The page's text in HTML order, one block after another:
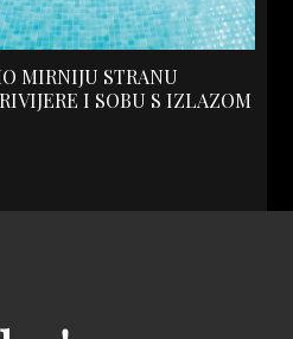
MIRNIJU STRANU
I SOBU S IZLAZOM